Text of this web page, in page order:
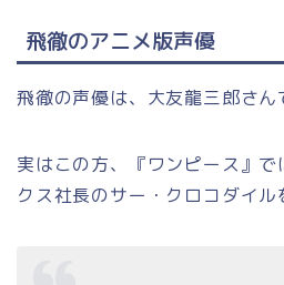
飛徹のアニメ版声優
飛徹の声優は、大友龍三郎さん
実はこの方、『ワンピース』
クス社長のサー・クロコダイル